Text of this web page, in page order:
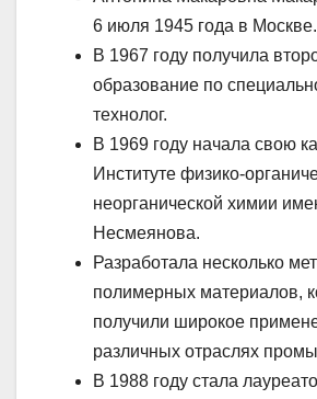
6 июля 1945 года в Москве.
В 1967 году получила
образование по
технолог.
В 1969 году начала свою
Институте физико-
неорганической химии
Несмеянова.
Разработала несколько
полимерных материалов,
получили широкое
различных отраслях
В 1988 году стала